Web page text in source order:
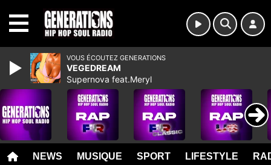
NEWS MUSIQUE SPORT LIFESTYLE
VOUS ÉCOUTEZ GENERATIONS
VEGEDREAM
Supernova feat.Meryl